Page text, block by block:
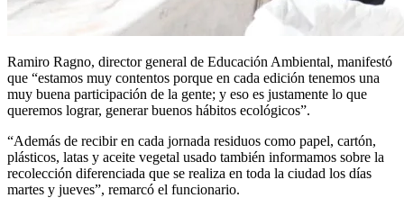
Ramiro Ragno, director general de Educación Ambiental, manifestó
que “estamos muy contentos porque en cada edición tenemos una
muy buena participación de la gente; y eso es justamente lo que
queremos lograr, generar buenos hábitos ecológicos”.
“Además de recibir en cada jornada residuos como papel, cartón,
plásticos, latas y aceite vegetal usado también informamos sobre la
recolección diferenciada que se realiza en toda la ciudad los días
martes y jueves”, remarcó el funcionario.